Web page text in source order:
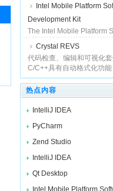
开发需求，企业版套件包括
XMLSpy, MapForce,
SchemaAgent 和
Develope
Intel Mobile Platform
Development Kit
The Intel Mobile Platform
物体的特性，主要针对运行
脑和个人桌面电脑，智能
PDA（掌中电脑），的上
Crystal REVS
代码检查、编辑和可视化
C/C++具有自动格式化功
释生成器，还为代码编辑
感记号面板。此外，还含有
浏览和导航工具。 如果您
热点内容
IntelliJ IDEA
PyCharm
Zend Studio
IntelliJ IDEA
Qt Desktop
Intel Mobile Platform